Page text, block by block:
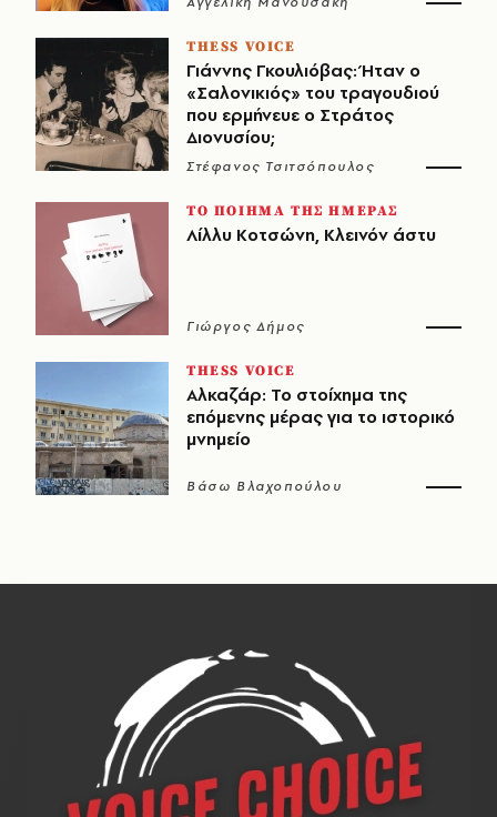
THESS VOICE
Γιάννης Γκουλιόβας: Ήταν ο
«Σαλονικιός» του τραγουδιού
που ερμήνευε ο Στράτος
Διονυσίου;
Στέφανος Τσιτσόπουλος
ΤΟ ΠΟΙΗΜΑ ΤΗΣ ΗΜΕΡΑΣ
Λίλλυ Κοτσώνη, Κλεινόν άστυ
Γιώργος Δήμος
THESS VOICE
Αλκαζάρ: Το στοίχημα της
επόμενης μέρας για το ιστορικό
μνημείο
Βάσω Βλαχοπούλου